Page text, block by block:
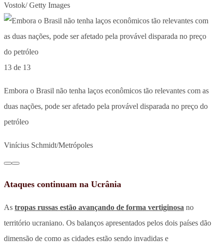
Vostok/ Getty Images
13 de 13
Embora o Brasil não tenha laços econômicos tão relevantes com as
duas nações, pode ser afetado pela provável disparada no preço do
petróleo
Vinícius Schmidt/Metrópoles
Ataques continuam na Ucrânia
As tropas russas estão avançando de forma vertiginosa no
território ucraniano. Os balanços apresentados pelos dois países dão
dimensão de como as cidades estão sendo invadidas e